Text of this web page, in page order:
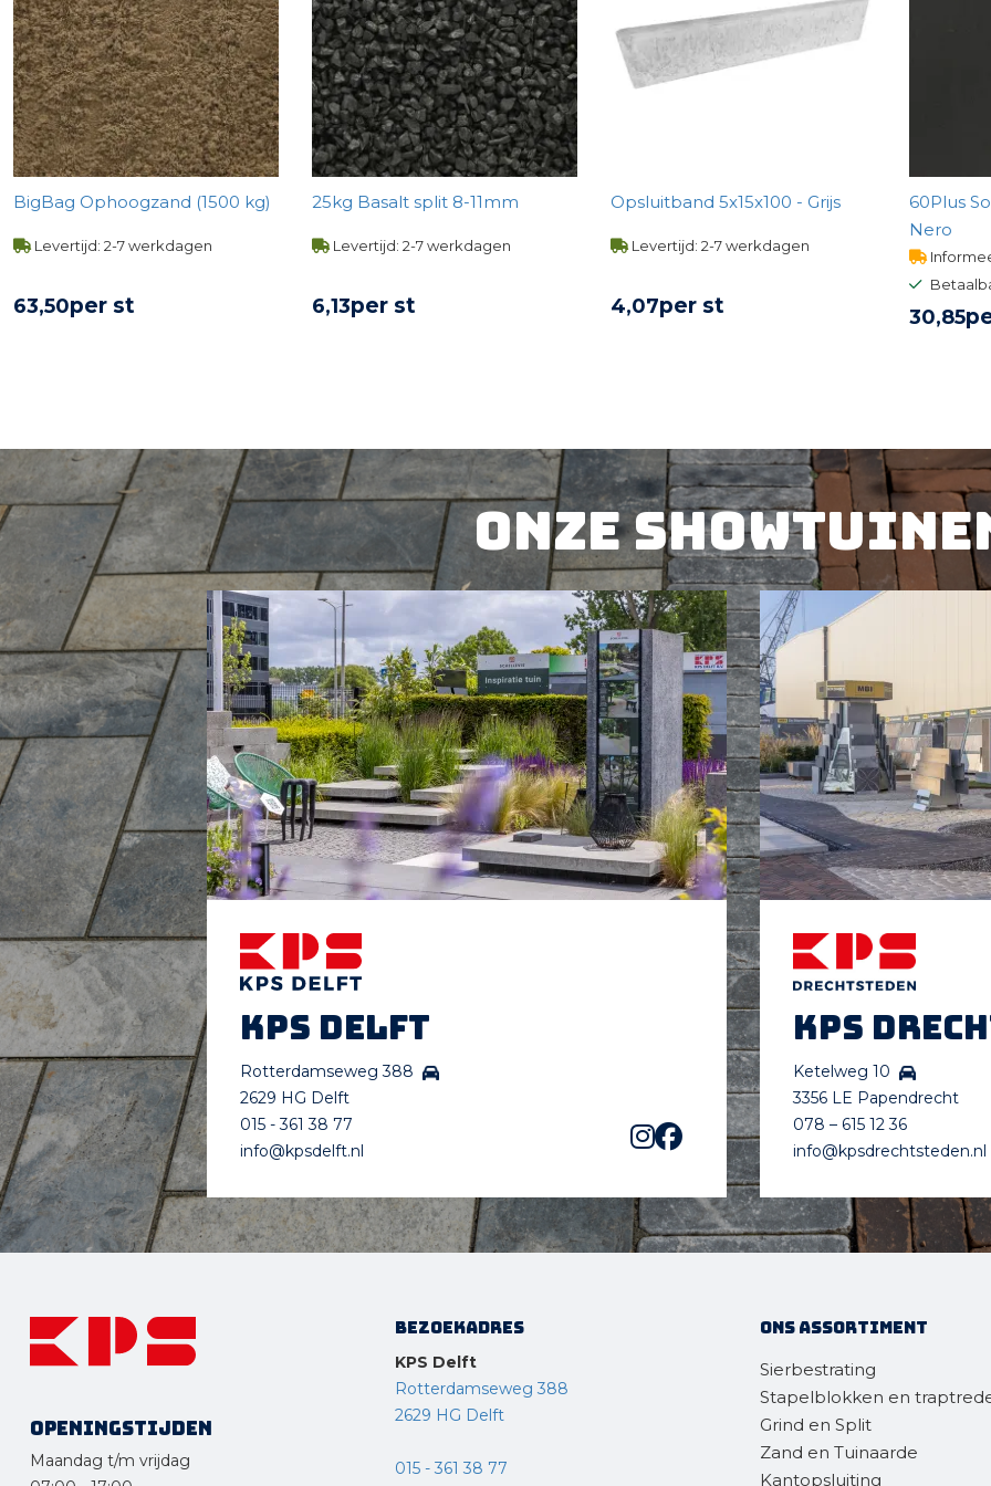
BigBag Ophoogzand (1500 kg)
Levertijd: 2-7 werkdagen
63,50per st
25kg Basalt split 8-11mm
Levertijd: 2-7 werkdagen
6,13per st
Opsluitband 5x15x100 - Grijs
Levertijd: 2-7 werkdagen
4,07per st
60Plus
Nero
30,85
Onze
KPS Delft
Rotterdamseweg 388
2629 HG Delft
015 - 361 38 77
info@kpsdelft.nl
KPS
Ketelweg 10
3356 LE Papendrecht
078 – 615 12 36
info@kpsdrechtsteden.nl
Openingstijden
Maandag t/m vrijdag
Bezoekadres
KPS Delft
Rotterdamseweg 388
2629 HG Delft
015 - 361 38 77
Ons assortiment
Sierbestrating
Stapelblokken en
Grind en Split
Zand en Tuinaarde
Kantopsluiting